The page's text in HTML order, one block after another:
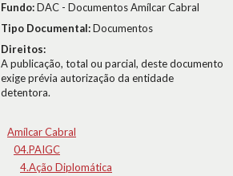
Fundo:DAC - Documentos Amílcar Cabral
Tipo Documental:Documentos
Direitos:
A publicação, total ou parcial, deste documento
exige prévia autorização da entidade
detentora.
Amílcar Cabral
04.PAIGC
4.Ação Diplomática